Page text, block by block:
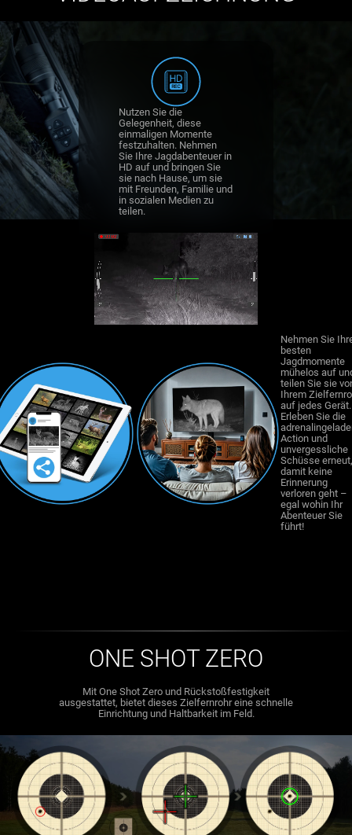
Nutzen Sie die
Gelegenheit, diese
einmaligen Momente
festzuhalten. Nehmen
Sie Ihre Jagdabenteuer in
HD auf und bringen Sie
sie nach Hause, um sie
mit Freunden, Familie und
in sozialen Medien zu
teilen.
Nehmen Sie
besten
Jagdmomente
mühelos auf
teilen Sie sie
Ihrem
auf jedes Gerät.
Erleben Sie die
Action und
unvergessliche
Schüsse erneut,
damit keine
Erinnerung
verloren geht –
egal wohin Ihr
Abenteuer Sie
führt!
ONE SHOT ZERO
Mit One Shot Zero und Rückstoßfestigkeit
ausgestattet, bietet dieses Zielfernrohr eine schnelle
Einrichtung und Haltbarkeit im Feld.